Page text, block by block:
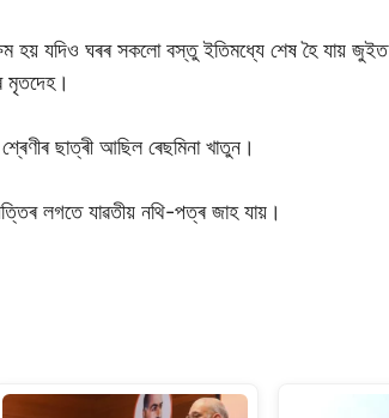
হয় যদিও ঘৰৰ সকলো বস্তু ইতিমধ্যে শেষ হৈ যায়
মৃতদেহ।
ছাত্ৰী আছিল ‌ৰেছমিনা খাতুন।
লগতে যাৱতীয় নথি-পত্ৰ জাহ যায়।